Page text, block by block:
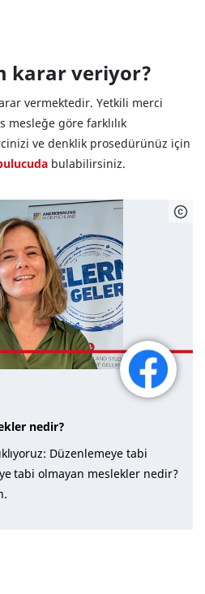
karar veriyor?
vermektedir. Yetkili merci
mesleğe göre farklılık
ve denklik prosedürünüz için
bulabilirsiniz.
nedir?
Düzenlemeye tabi
tabi olmayan meslekler nedir?